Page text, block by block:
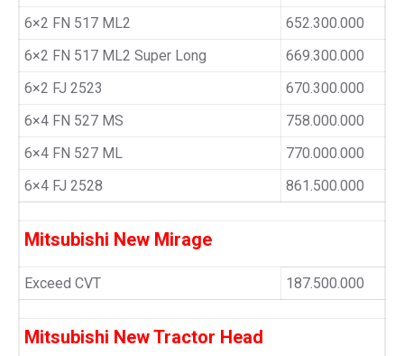
6×2 FN 517 ML2
652.300.000
6×2 FN 517 ML2 Super Long
669.300.000
6×2 FJ 2523
670.300.000
6×4 FN 527 MS
758.000.000
6×4 FN 527 ML
770.000.000
6×4 FJ 2528
861.500.000
Mitsubishi New Mirage
Exceed CVT 187.500.000
Mitsubishi New Tractor Head